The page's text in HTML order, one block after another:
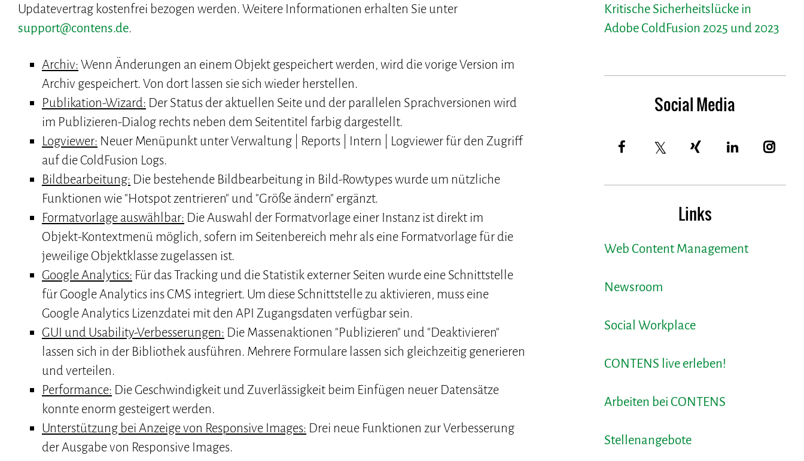
Updatevertrag kostenfrei bezogen werden. Weitere Informationen erhalten Sie unter
support@contens.de.
Archiv:Wenn Änderungen an einem Objekt gespeichert werden, wird die vorige Version im
Archiv gespeichert. Von dort lassen sie sich wieder herstellen.
Publikation-Wizard: Der Status der aktuellen Seite und der parallelen Sprachversionen wird
im Publizieren-Dialog rechts neben dem Seitentitel farbig dargestellt.
Logviewer: Neuer Menüpunkt unter Verwaltung | Reports | Intern | Logviewer für den Zugriff
auf die ColdFusion Logs.
Bildbearbeitung: Die bestehende Bildbearbeitung in Bild-Rowtypes wurde um nützliche
Funktionen wie "Hotspot zentrieren" und "Größe ändern" ergänzt.
Formatvorlage auswählbar: Die Auswahl der Formatvorlage einer Instanz ist direkt im
Objekt-Kontextmenü möglich, sofern im Seitenbereich mehr als eine Formatvorlage für die
jeweilige Objektklasse zugelassen ist.
Google Analytics: Für das Tracking und die Statistik externer Seiten wurde eine Schnittstelle
für Google Analytics ins CMS integriert. Um diese Schnittstelle zu aktivieren, muss eine
Google Analytics Lizenzdatei mit den API Zugangsdaten verfügbar sein.
GUI und Usability-Verbesserungen: Die Massenaktionen "Publizieren" und "Deaktivieren"
lassen sich in der Bibliothek ausführen. Mehrere Formulare lassen sich gleichzeitig generieren
und verteilen.
Performance: Die Geschwindigkeit und Zuverlässigkeit beim Einfügen neuer Datensätze
konnte enorm gesteigert werden.
Unterstützung bei Anzeige von Responsive Images: Drei neue Funktionen zur Verbesserung
der Ausgabe von Responsive Images.
Kritische Sicherheitslücke in
Adobe ColdFusion 2025 und 2023
Social Media
Links
Web Content Management
Newsroom
Social Workplace
CONTENS live erleben!
Arbeiten bei CONTENS
Stellenangebote